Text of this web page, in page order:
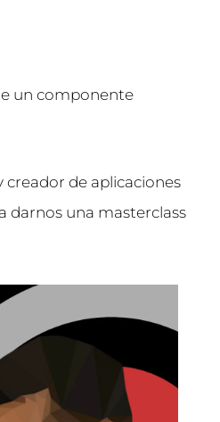
un componente
creador de aplicaciones
darnos una masterclass